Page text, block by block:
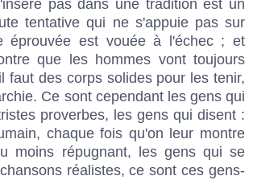
pas dans une tradition est un
tentative qui ne s'appuie pas sur
éprouvée est vouée à l'échec ; et
que les hommes vont toujours
faut des corps solides pour les tenir,
Ce sont cependant les gens qui
proverbes, les gens qui disent :
chaque fois qu'on leur montre
moins répugnant, les gens qui se
réalistes, ce sont ces gens-